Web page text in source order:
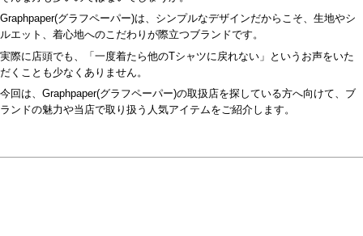
Graphpaper(グラフペーパー)は、シンプルなデザインだからこそ、生地やシ
ルエット、着心地へのこだわりが際立つブランドです。
実際に店頭でも、「一度着たら他のTシャツに戻れない」というお声をいた
だくことも少なくありません。
今回は、Graphpaper(グラフペーパー)の取扱店を探している方へ向けて、ブ
ランドの魅力や当店で取り扱う人気アイテムをご紹介します。